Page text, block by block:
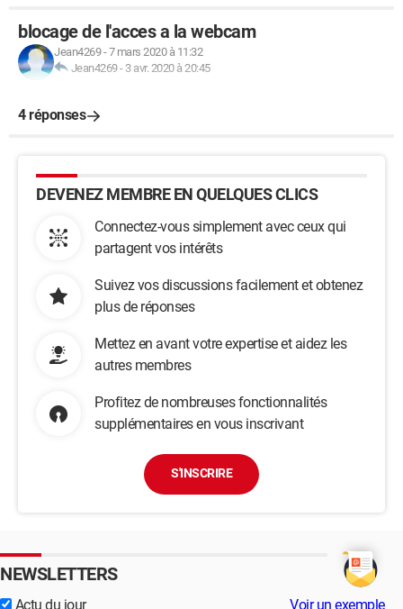
blocage de l'acces a la webcam
Jean4269-7 mars 2020 à 11:32
Jean4269- 3 avr. 2020 à 20:45
4 réponses
DEVENEZ MEMBRE EN QUELQUES CLICS
Connectez-vous simplement avec ceux qui
partagent vos intérêts
Suivez vos discussions facilement et obtenez
plus de réponses
Mettez en avant votre expertise et aidez les
autres membres
Profitez de nombreuses fonctionnalités
supplémentaires en vous inscrivant
S'INSCRIRE
NEWSLETTERS
Actu du jour Voir un exemple